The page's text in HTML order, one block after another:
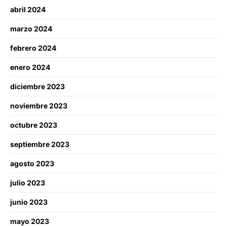
abril 2024
marzo 2024
febrero 2024
enero 2024
diciembre 2023
noviembre 2023
octubre 2023
septiembre 2023
agosto 2023
julio 2023
junio 2023
mayo 2023